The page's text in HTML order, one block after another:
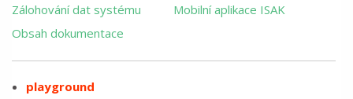
Zálohování dat systému
Mobilní aplikace ISAK
Obsah dokumentace
playground